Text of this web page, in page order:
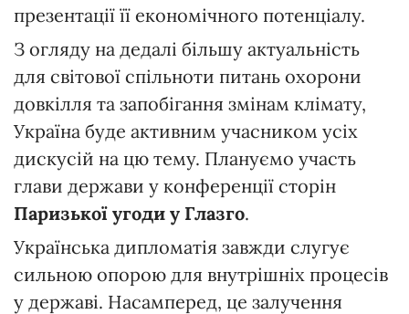
презентації її економічного потенціалу.
З огляду на дедалі більшу актуальність
для світової спільноти питань охорони
довкілля та запобігання змінам клімату,
Україна буде активним учасником усіх
дискусій на цю тему. Плануємо участь
глави держави у конференції сторін
Паризької угоди у Глазго.
Українська дипломатія завжди слугує
сильною опорою для внутрішніх процесів
у державі. Насамперед, це залучення